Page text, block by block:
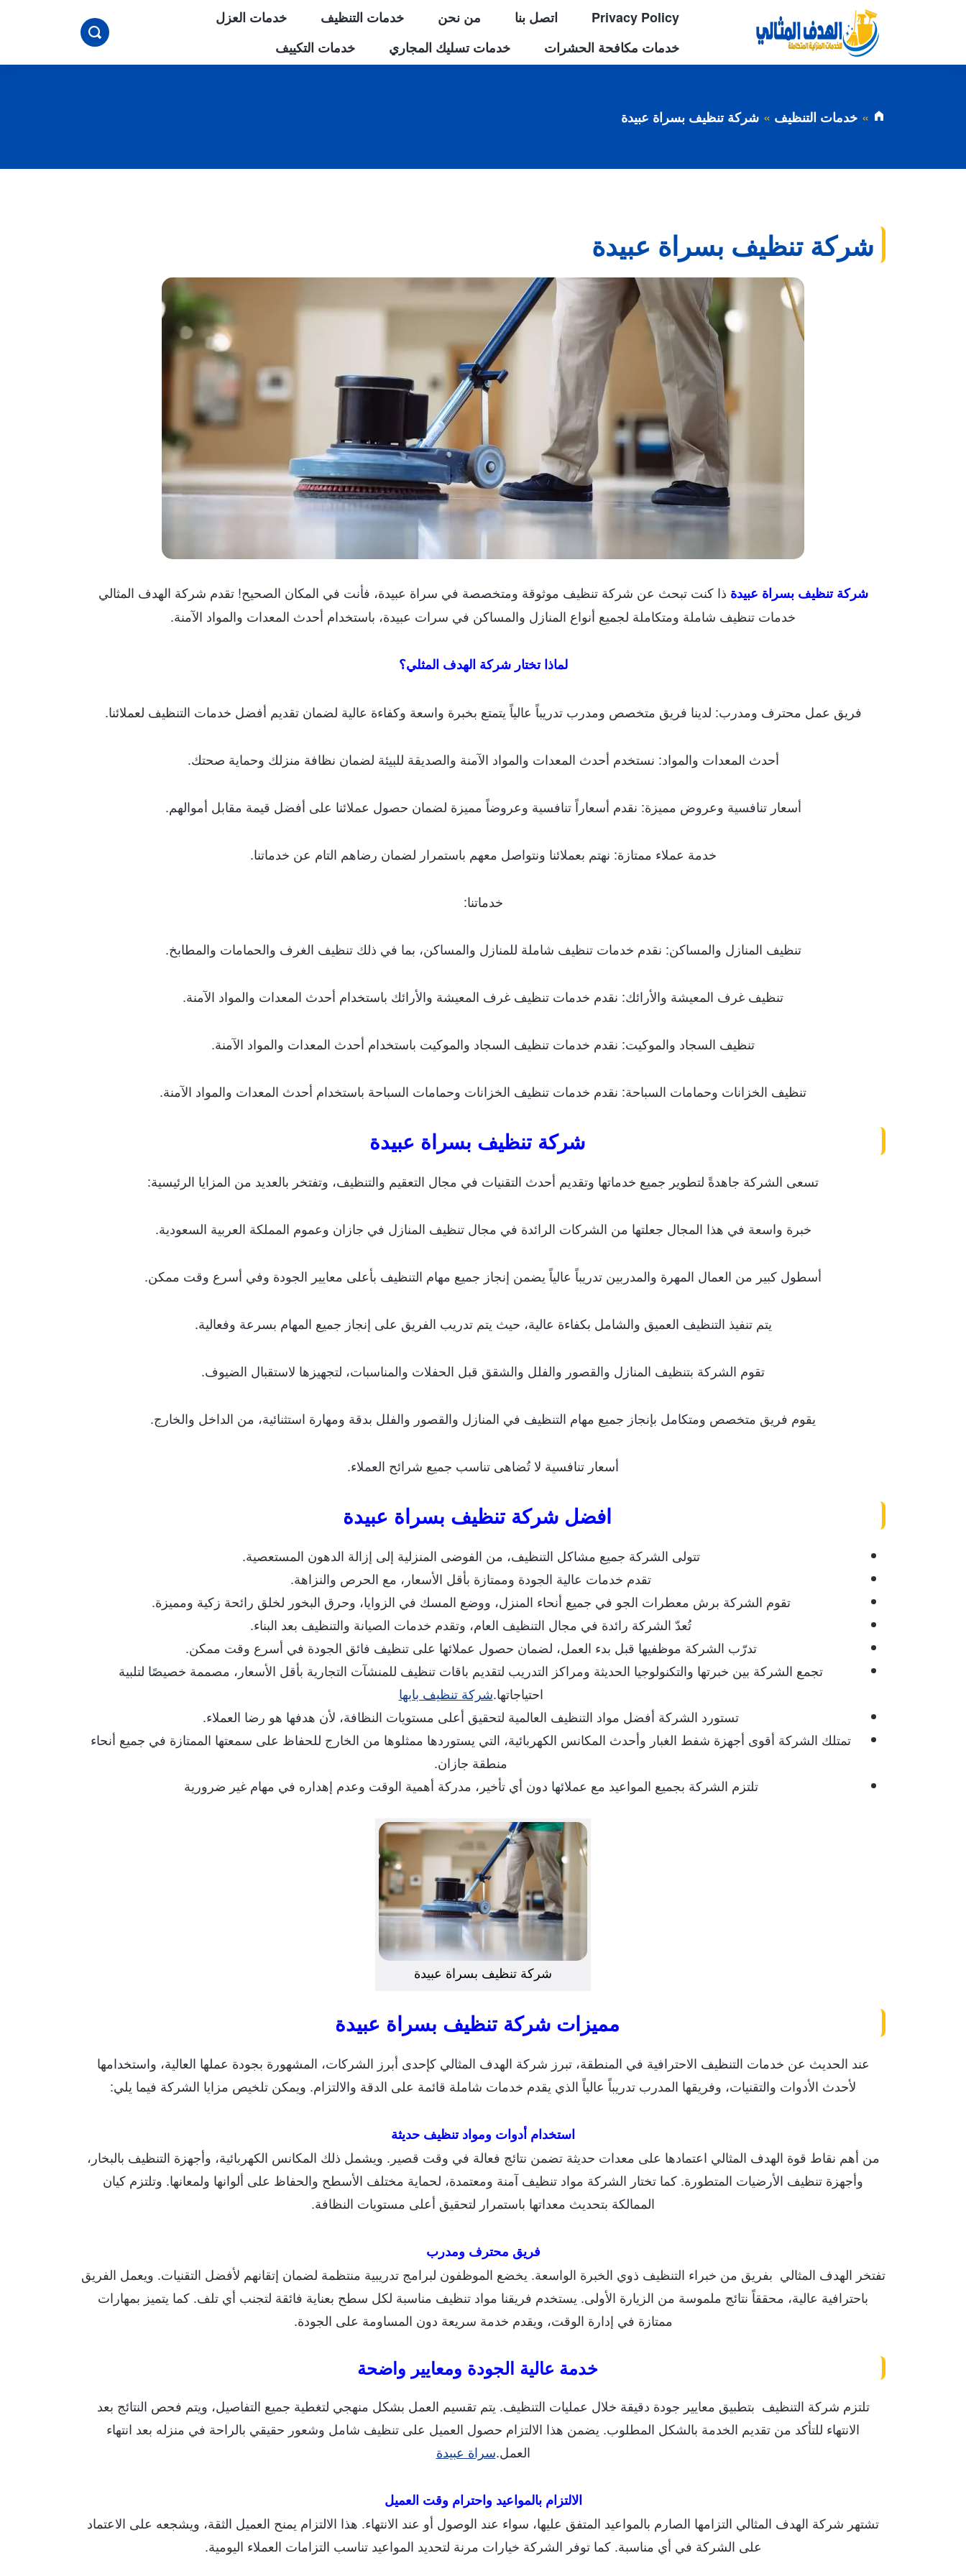
Privacy Policy اتصل بنا من نحن خدمات التنظيف
خدمات العزل
خدمات مكافحة الحشرات
خدمات تسليك المجاري خدمات التكييف
بحث
خدمات التنظيف شركة تنظيف بسراة عبيدة
شركة تنظيف بسراة عبيدة
شركة تنظيف بسراة عبيدة ذا كنت تبحث عن شركة تنظيف موثوقة ومتخصصة في سراة عبيدة، فأنت في المكان الصحيح! تقدم شركة الهدف المثالي
خدمات تنظيف شاملة ومتكاملة لجميع أنواع المنازل والمساكن في سرات عبيدة، باستخدام أحدث المعدات والمواد الآمنة.
لماذا تختار شركة الهدف المثلي؟
فريق عمل محترف ومدرب: لدينا فريق متخصص ومدرب تدريباً عالياً يتمتع بخبرة واسعة وكفاءة عالية لضمان تقديم أفضل خدمات التنظيف لعملائنا.
أحدث المعدات والمواد: نستخدم أحدث المعدات والمواد الآمنة والصديقة للبيئة لضمان نظافة منزلك وحماية صحتك.
أسعار تنافسية وعروض مميزة: نقدم أسعاراً تنافسية وعروضاً مميزة لضمان حصول عملائنا على أفضل قيمة مقابل أموالهم.
خدمة عملاء ممتازة: نهتم بعملائنا ونتواصل معهم باستمرار لضمان رضاهم التام عن خدماتنا.
خدماتنا:
تنظيف المنازل والمساكن: نقدم خدمات تنظيف شاملة للمنازل والمساكن، بما في ذلك تنظيف الغرف والحمامات والمطابخ.
تنظيف غرف المعيشة والأرائك: نقدم خدمات تنظيف غرف المعيشة والأرائك باستخدام أحدث المعدات والمواد الآمنة.
تنظيف السجاد والموكيت: نقدم خدمات تنظيف السجاد والموكيت باستخدام أحدث المعدات والمواد الآمنة.
تنظيف الخزانات وحمامات السباحة: نقدم خدمات تنظيف الخزانات وحمامات السباحة باستخدام أحدث المعدات والمواد الآمنة.
شركة تنظيف بسراة عبيدة
تسعى الشركة جاهدةً لتطوير جميع خدماتها وتقديم أحدث التقنيات في مجال التعقيم والتنظيف، وتفتخر بالعديد من المزايا الرئيسية:
خبرة واسعة في هذا المجال جعلتها من الشركات الرائدة في مجال تنظيف المنازل في جازان وعموم المملكة العربية السعودية.
أسطول كبير من العمال المهرة والمدربين تدريباً عالياً يضمن إنجاز جميع مهام التنظيف بأعلى معايير الجودة وفي أسرع وقت ممكن.
يتم تنفيذ التنظيف العميق والشامل بكفاءة عالية، حيث يتم تدريب الفريق على إنجاز جميع المهام بسرعة وفعالية.
تقوم الشركة بتنظيف المنازل والقصور والفلل والشقق قبل الحفلات والمناسبات، لتجهيزها لاستقبال الضيوف.
يقوم فريق متخصص ومتكامل بإنجاز جميع مهام التنظيف في المنازل والقصور والفلل بدقة ومهارة استثنائية، من الداخل والخارج.
أسعار تنافسية لا تُضاهى تناسب جميع شرائح العملاء.
افضل شركة تنظيف بسراة عبيدة
تتولى الشركة جميع مشاكل التنظيف، من الفوضى المنزلية إلى إزالة الدهون المستعصية.
تقدم خدمات عالية الجودة وممتازة بأقل الأسعار، مع الحرص والنزاهة.
تقوم الشركة برش معطرات الجو في جميع أنحاء المنزل، ووضع المسك في الزوايا، وحرق البخور لخلق رائحة زكية ومميزة.
تُعدّ الشركة رائدة في مجال التنظيف العام، وتقدم خدمات الصيانة والتنظيف بعد البناء.
تدرّب الشركة موظفيها قبل بدء العمل، لضمان حصول عملائها على تنظيف فائق الجودة في أسرع وقت ممكن.
تجمع الشركة بين خبرتها والتكنولوجيا الحديثة ومراكز التدريب لتقديم باقات تنظيف للمنشآت التجارية بأقل الأسعار، مصممة خصيصًا لتلبية
احتياجاتها.شركة تنظيف بابها
تستورد الشركة أفضل مواد التنظيف العالمية لتحقيق أعلى مستويات النظافة، لأن هدفها هو رضا العملاء.
تمتلك الشركة أقوى أجهزة شفط الغبار وأحدث المكانس الكهربائية، التي يستوردها ممثلوها من الخارج للحفاظ على سمعتها الممتازة في جميع أنحاء
منطقة جازان.
تلتزم الشركة بجميع المواعيد مع عملائها دون أي تأخير، مدركة أهمية الوقت وعدم إهداره في مهام غير ضرورية
شركة تنظيف بسراة عبيدة
مميزات شركة تنظيف بسراة عبيدة
عند الحديث عن خدمات التنظيف الاحترافية في المنطقة، تبرز شركة الهدف المثالي كإحدى أبرز الشركات، المشهورة بجودة عملها العالية، واستخدامها
لأحدث الأدوات والتقنيات، وفريقها المدرب تدريباً عالياً الذي يقدم خدمات شاملة قائمة على الدقة والالتزام. ويمكن تلخيص مزايا الشركة فيما يلي:
استخدام أدوات ومواد تنظيف حديثة
من أهم نقاط قوة الهدف المثالي اعتمادها على معدات حديثة تضمن نتائج فعالة في وقت قصير. ويشمل ذلك المكانس الكهربائية، وأجهزة التنظيف بالبخار،
وأجهزة تنظيف الأرضيات المتطورة. كما تختار الشركة مواد تنظيف آمنة ومعتمدة، لحماية مختلف الأسطح والحفاظ على ألوانها ولمعانها. وتلتزم كيان
الممالكة بتحديث معداتها باستمرار لتحقيق أعلى مستويات النظافة.
فريق محترف ومدرب
تفتخر الهدف المثالي بفريق من خبراء التنظيف ذوي الخبرة الواسعة. يخضع الموظفون لبرامج تدريبية منتظمة لضمان إتقانهم لأفضل التقنيات. ويعمل الفريق
باحترافية عالية، محققاً نتائج ملموسة من الزيارة الأولى. يستخدم فريقنا مواد تنظيف مناسبة لكل سطح بعناية فائقة لتجنب أي تلف. كما يتميز بمهارات
ممتازة في إدارة الوقت، ويقدم خدمة سريعة دون المساومة على الجودة.
خدمة عالية الجودة ومعايير واضحة
تلتزم شركة التنظيف بتطبيق معايير جودة دقيقة خلال عمليات التنظيف. يتم تقسيم العمل بشكل منهجي لتغطية جميع التفاصيل، ويتم فحص النتائج بعد
الانتهاء للتأكد من تقديم الخدمة بالشكل المطلوب. يضمن هذا الالتزام حصول العميل على تنظيف شامل وشعور حقيقي بالراحة في منزله بعد انتهاء
العمل.سراة عبيدة
الالتزام بالمواعيد واحترام وقت العميل
تشتهر شركة الهدف المثالي التزامها الصارم بالمواعيد المتفق عليها، سواء عند الوصول أو عند الانتهاء. هذا الالتزام يمنح العميل الثقة، ويشجعه على الاعتماد
على الشركة في أي مناسبة. كما توفر الشركة خيارات مرنة لتحديد المواعيد تناسب التزامات العملاء اليومية.